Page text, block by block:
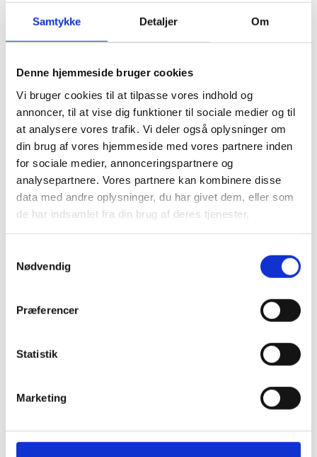
Samtykke Detaljer Om
Denne hjemmeside bruger cookies
Vi bruger cookies til at tilpasse vores indhold og
annoncer, til at vise dig funktioner til sociale medier og til
at analysere vores trafik. Vi deler også oplysninger om
din brug af vores hjemmeside med vores partnere inden
for sociale medier, annonceringspartnere og
analysepartnere. Vores partnere kan kombinere disse
data med andre oplysninger, du har givet dem, eller som
de har indsamlet fra din brug af deres tjenester.
Nødvendig
Præferencer
Statistik
Marketing
printplader i stedet for at købe nye, bidrager du aktivt til
blevet en naturlig del af deres miljøstrategi.
Hos Hennodahl Electronic ser vi reparation som en
måde at forlænge elektronikkens levetid og optimere
ressourceforbruget.
Vores erfaring viser, at professionel printplade reparation
både gavner virksomhedens bundlinje og understøtter
deres bæredygtighedsmål.